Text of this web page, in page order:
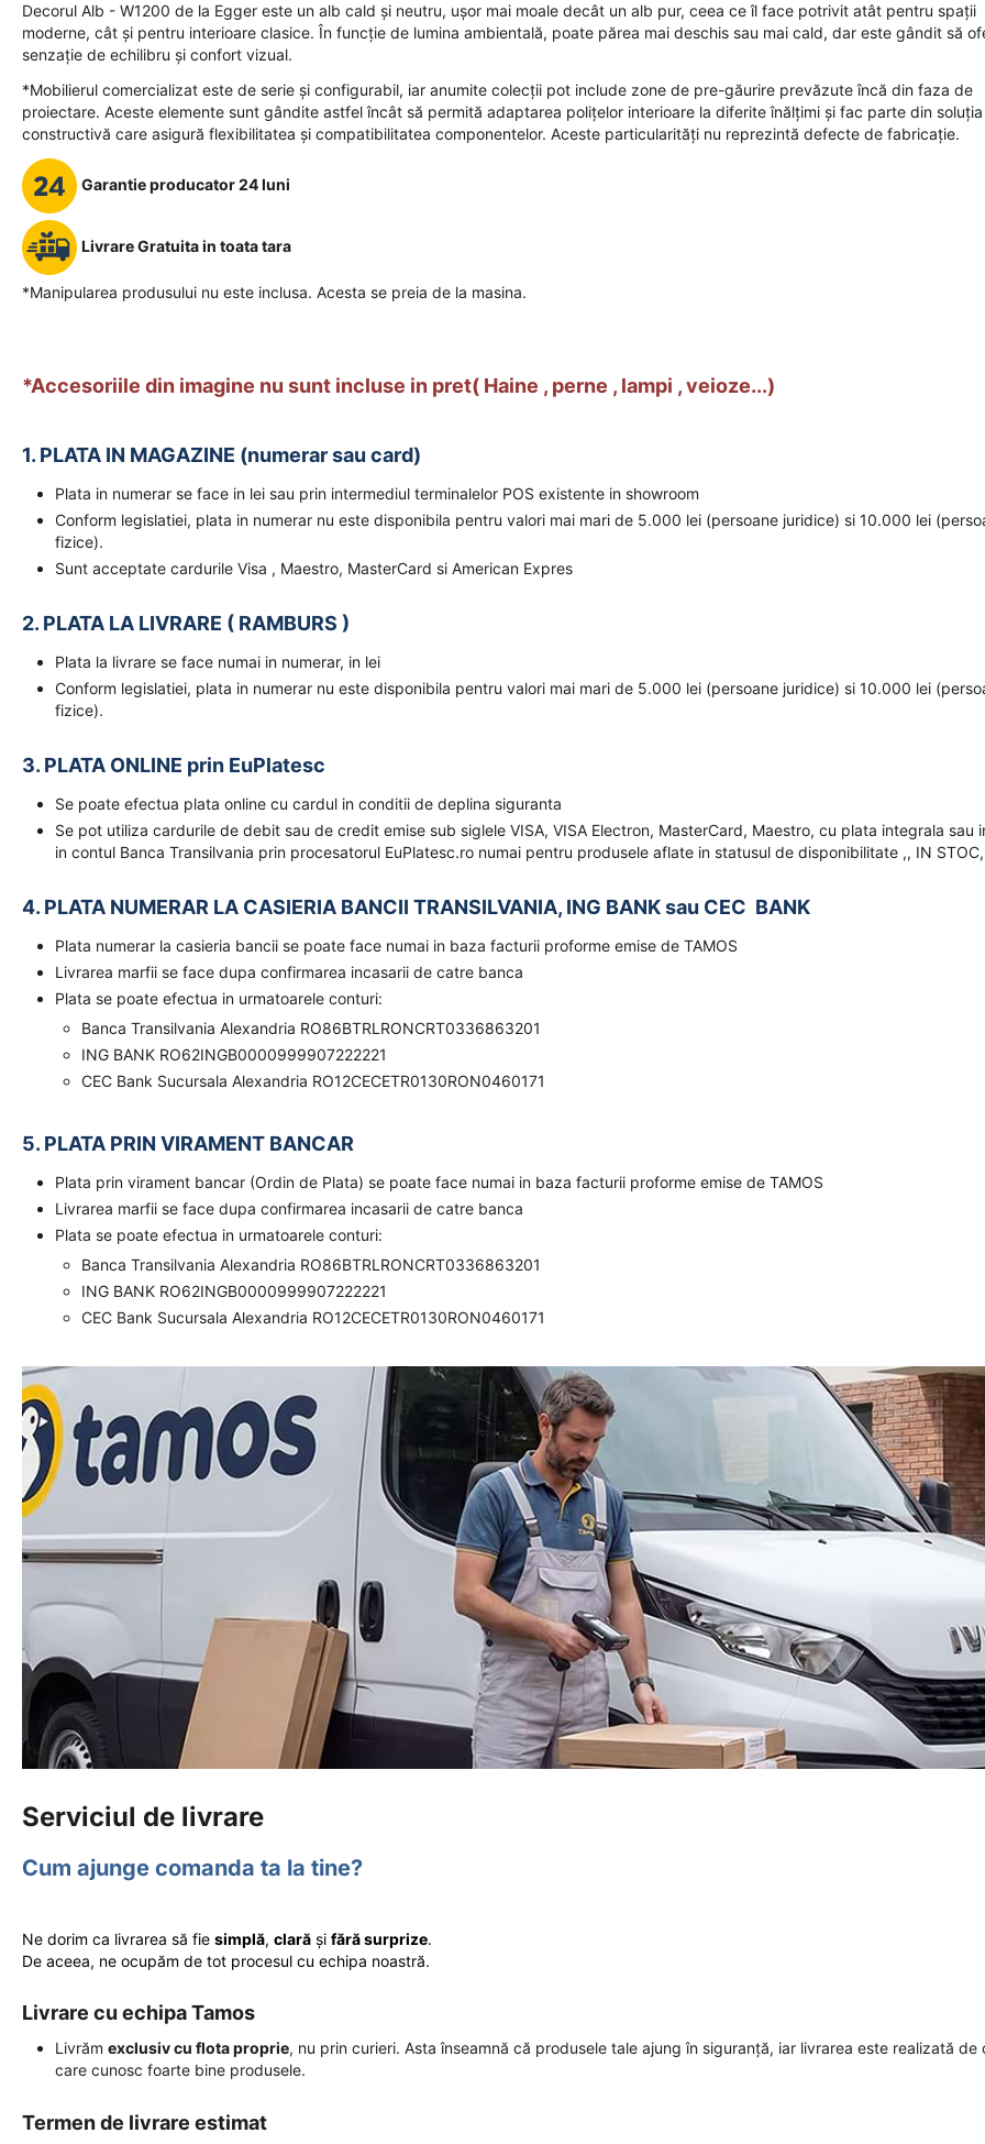
Decorul Alb - W1200 de la Egger este un alb cald și neutru, ușor mai moale decât un alb pur, ceea ce îl face potrivit atât pentru spații
moderne, cât și pentru interioare clasice. În funcție de lumina ambientală, poate părea mai deschis sau mai cald, dar este gândit să
senzație de echilibru și confort vizual.
*Mobilierul comercializat este de serie și configurabil, iar anumite colecții pot include zone de pre-găurire prevăzute încă din faza de
proiectare. Aceste elemente sunt gândite astfel încât să permită adaptarea polițelor interioare la diferite înălțimi și fac parte din soluția
constructivă care asigură flexibilitatea și compatibilitatea componentelor. Aceste particularități nu reprezintă defecte de fabricație.
Garantie producator 24 luni
Livrare Gratuita in toata tara
*Manipularea produsului nu este inclusa. Acesta se preia de la masina.
*Accesoriile din imagine nu sunt incluse in pret( Haine , perne , lampi , veioze...)
1. PLATA IN MAGAZINE (numerar sau card)
Plata in numerar se face in lei sau prin intermediul terminalelor POS existente in showroom
Conform legislatiei, plata in numerar nu este disponibila pentru valori mai mari de 5.000 lei (persoane juridice) si 10.000 lei
fizice).
Sunt acceptate cardurile Visa , Maestro, MasterCard si American Expres
2. PLATA LA LIVRARE ( RAMBURS )
Plata la livrare se face numai in numerar, in lei
Conform legislatiei, plata in numerar nu este disponibila pentru valori mai mari de 5.000 lei (persoane juridice) si 10.000 lei
fizice).
3. PLATA ONLINE prin EuPlatesc
Se poate efectua plata online cu cardul in conditii de deplina siguranta
Se pot utiliza cardurile de debit sau de credit emise sub siglele VISA, VISA Electron, MasterCard, Maestro, cu plata integrala sau
in contul Banca Transilvania prin procesatorul EuPlatesc.ro numai pentru produsele aflate in statusul de disponibilitate ,, IN
4. PLATA NUMERAR LA CASIERIA BANCII TRANSILVANIA, ING BANK sau CEC BANK
Plata numerar la casieria bancii se poate face numai in baza facturii proforme emise de TAMOS
Livrarea marfii se face dupa confirmarea incasarii de catre banca
Plata se poate efectua in urmatoarele conturi:
Banca Transilvania Alexandria RO86BTRLRONCRT0336863201
ING BANK RO62INGB0000999907222221
CEC Bank Sucursala Alexandria RO12CECETR0130RON0460171
5. PLATA PRIN VIRAMENT BANCAR
Plata prin virament bancar (Ordin de Plata) se poate face numai in baza facturii proforme emise de TAMOS
Livrarea marfii se face dupa confirmarea incasarii de catre banca
Plata se poate efectua in urmatoarele conturi:
Banca Transilvania Alexandria RO86BTRLRONCRT0336863201
ING BANK RO62INGB0000999907222221
CEC Bank Sucursala Alexandria RO12CECETR0130RON0460171
Serviciul de livrare
Cum ajunge comanda ta la tine?
Ne dorim ca livrarea să fie simplă, clară și fără surprize.
De aceea, ne ocupăm de tot procesul cu echipa noastră.
Livrare cu echipa Tamos
Livrăm exclusiv cu flota proprie, nu prin curieri. Asta înseamnă că produsele tale ajung în siguranță, iar livrarea este realizată de
care cunosc foarte bine produsele.
Termen de livrare estimat